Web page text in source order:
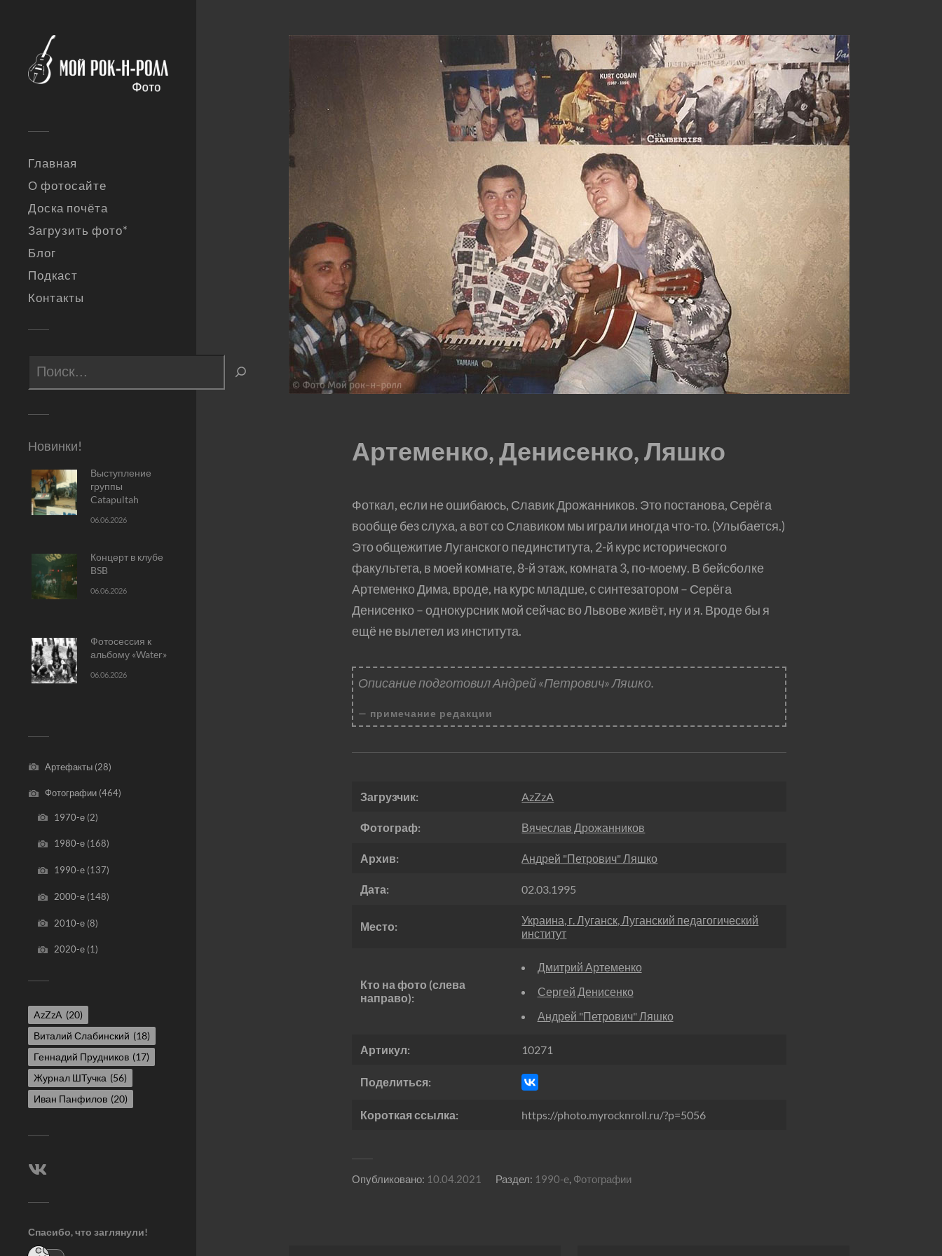
Главная
О фотосайте
Доска почёта
Загрузить фото*
Блог
Подкаст
Контакты
Новинки!
Выступление
группы
Catapultah
06.06.2026
Концерт в клубе
BSB
06.06.2026
Фотосессия к
альбому «Water»
06.06.2026
Артефакты (28)
Фотографии (464)
1970-е(2)
1980-е(168)
1990-е(137)
2000-е(148)
2010-е(8)
2020-е(1)
AzZzA (20)
Виталий Слабинский (18)
Геннадий Прудников (17)
Журнал ШТучка (56)
Иван Панфилов (20)
Спасибо, что заглянули!
Артеменко, Денисенко, Ляшко
Фоткал, если не ошибаюсь, Славик Дрожанников. Это постанова, Серёга
вообще без слуха, а вот со Славиком мы играли иногда что-то. (Улыбается.)
Это общежитие Луганского пединститута, 2-й курс исторического
факультета, в моей комнате, 8-й этаж, комната 3, по-моему. В бейсболке
Артеменко Дима, вроде, на курс младше, с синтезатором – Серёга
Денисенко – однокурсник мой сейчас во Львове живёт, ну и я. Вроде бы я
ещё не вылетел из института.
Описание подготовил Андрей «Петрович» Ляшко.
примечание редакции
Загрузчик: AzZzA
Фотограф: Вячеслав Дрожанников
Архив: Андрей "Петрович" Ляшко
Дата: 02.03.1995
Место:
Украина, г. Луганск, Луганский педагогический
институт
Кто на фото (слева
направо):
Дмитрий Артеменко
Сергей Денисенко
Андрей "Петрович" Ляшко
Артикул: 10271
Поделиться:
Короткая ссылка: https://photo.myrocknroll.ru/?p=5056
Опубликовано: 10.04.2021 Раздел: 1990-е, Фотографии